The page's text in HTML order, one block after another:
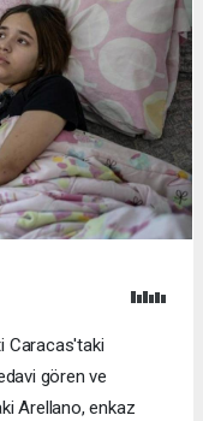
Caracas'taki
gören ve
Arellano, enkaz